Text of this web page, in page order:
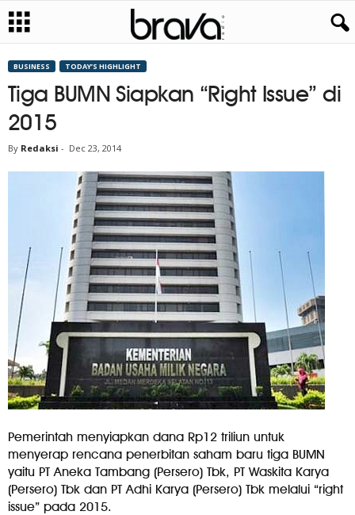
BUSINESS TODAY’S HIGHLIGHT
Tiga BUMN Siapkan “Right Issue” di
2015
By Redaksi - Dec 23, 2014
Pemerintah menyiapkan dana Rp12 triliun untuk
menyerap rencana penerbitan saham baru tiga BUMN
yaitu PT Aneka Tambang (Persero) Tbk, PT Waskita Karya
(Persero) Tbk dan PT Adhi Karya (Persero) Tbk melalui “right
issue” pada 2015.